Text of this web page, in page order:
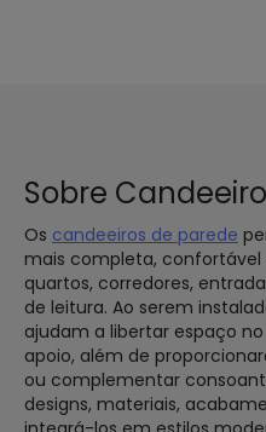
Sobre
Os candeeiros de parede
mais completa, confortável
quartos, corredores,
de leitura. Ao serem
ajudam a libertar espaço
apoio, além de
ou complementar
designs, materiais,